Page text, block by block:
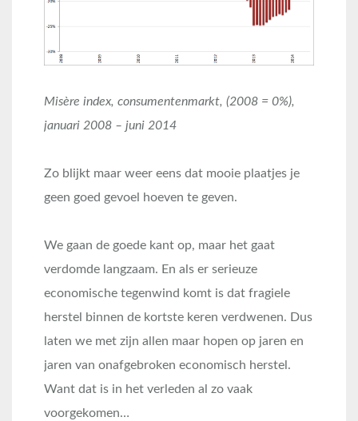
Misère index, consumentenmarkt, (2008 = 0%),
januari 2008 – juni 2014
Zo blijkt maar weer eens dat mooie plaatjes je
geen goed gevoel hoeven te geven.
We gaan de goede kant op, maar het gaat
verdomde langzaam. En als er serieuze
economische tegenwind komt is dat fragiele
herstel binnen de kortste keren verdwenen. Dus
laten we met zijn allen maar hopen op jaren en
jaren van onafgebroken economisch herstel.
Want dat is in het verleden al zo vaak
voorgekomen…